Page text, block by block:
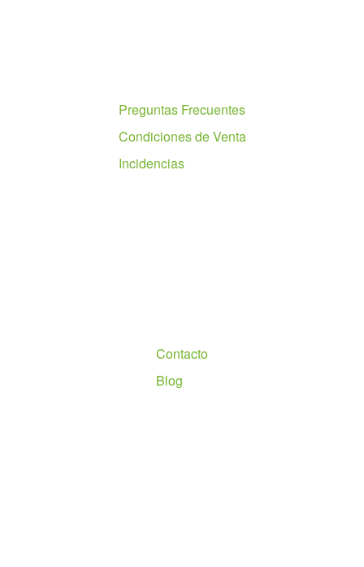
Preguntas Frecuentes
Condiciones de Venta
Incidencias
Contacto
Blog